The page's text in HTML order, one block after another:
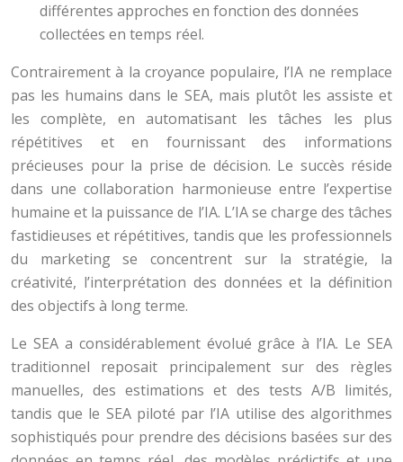
différentes approches en fonction des données
collectées en temps réel.
Contrairement à la croyance populaire, l’IA ne remplace
pas les humains dans le SEA, mais plutôt les assiste et
les complète, en automatisant les tâches les plus
répétitives et en fournissant des informations
précieuses pour la prise de décision. Le succès réside
dans une collaboration harmonieuse entre l’expertise
humaine et la puissance de l’IA. L’IA se charge des tâches
fastidieuses et répétitives, tandis que les professionnels
du marketing se concentrent sur la stratégie, la
créativité, l’interprétation des données et la définition
des objectifs à long terme.
Le SEA a considérablement évolué grâce à l’IA. Le SEA
traditionnel reposait principalement sur des règles
manuelles, des estimations et des tests A/B limités,
tandis que le SEA piloté par l’IA utilise des algorithmes
sophistiqués pour prendre des décisions basées sur des